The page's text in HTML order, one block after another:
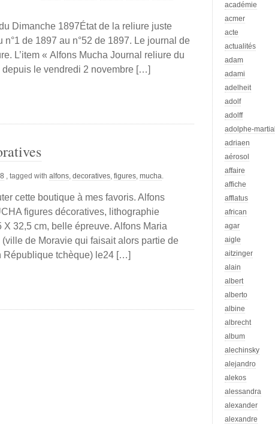
Dimanche 1897État de la reliure juste
de 1897 au n°52 de 1897. Le journal de
L’item « Alfons Mucha Journal reliure du
le vendredi 2 novembre […]
, tagged with alfons, decoratives, figures, mucha.
cette boutique à mes favoris. Alfons
figures décoratives, lithographie
32,5 cm, belle épreuve. Alfons Maria
de Moravie qui faisait alors partie de
République tchèque) le24 […]
académie
acmer
acte
actualités
adam
adami
adelheit
adolf
adolff
adolphe-martial
adriaen
aérosol
affaire
affiche
afflatus
african
agar
aigle
aitzinger
alain
albert
alberto
albine
albrecht
album
alechinsky
alejandro
alekos
alessandra
alexander
alexandre